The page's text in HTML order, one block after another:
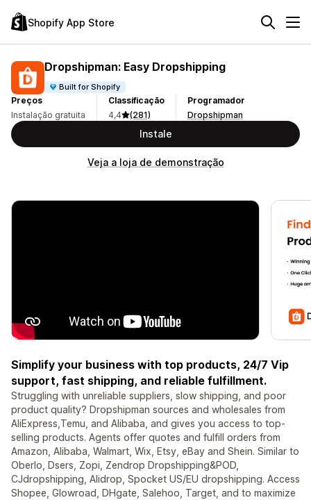
Shopify App Store
Dropshipman: Easy Dropshipping
Built for Shopify
Preços
Instalação gratuita
Classificação
4,4
(281)
Programador
Dropshipman
Instale
Veja a loja de demonstração
Simplify your business with top products, 24/7 Vip
support, fast shipping, and reliable fulfillment.
Struggling with unreliable suppliers, slow shipping, and poor
product quality? Dropshipman sources and wholesales from
AliExpress,Temu, and Alibaba, and gives you access to top-
selling products. Agents offer quotes and fulfill orders from
Amazon, Alibaba, Walmart, Wix, Etsy, eBay and Shein. Similar to
Oberlo, Dsers, Zopi, Zendrop Dropshipping&POD,
CJdropshipping, Alidrop, Spocket US/EU dropshipping. Access
Shopee, Glowroad, DHgate, Salehoo, Target, and to maximize